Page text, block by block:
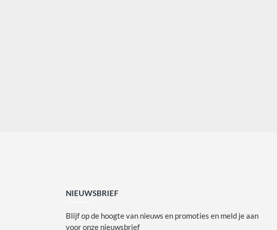
NIEUWSBRIEF
Blijf op de hoogte van nieuws en promoties en meld je aan
voor onze nieuwsbrief